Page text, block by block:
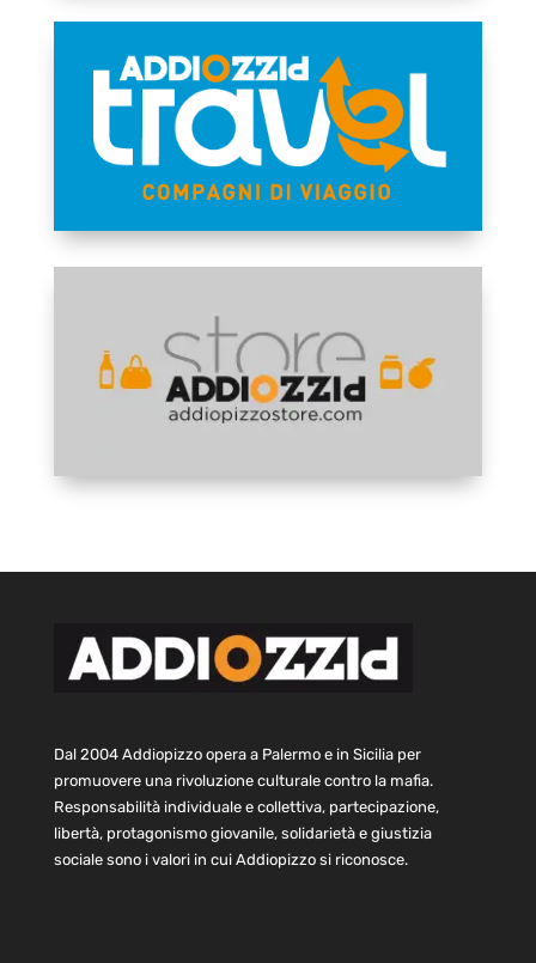
Dal 2004 Addiopizzo opera a Palermo e in Sicilia per
promuovere una rivoluzione culturale contro la mafia.
Responsabilità individuale e collettiva, partecipazione,
libertà, protagonismo giovanile, solidarietà e giustizia
sociale sono i valori in cui Addiopizzo si riconosce.